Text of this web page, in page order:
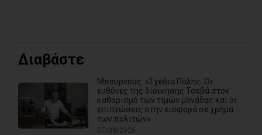
Διαβάστε
Μπουρνούς: «Σχέδια Πόλης: Οι
ευθύνες της διοίκησης Τσεβά στον
καθορισμό των τιμών μονάδας και οι
επιπτώσεις στην εισφορά σε χρήμα
των πολιτών»
07/08/2026